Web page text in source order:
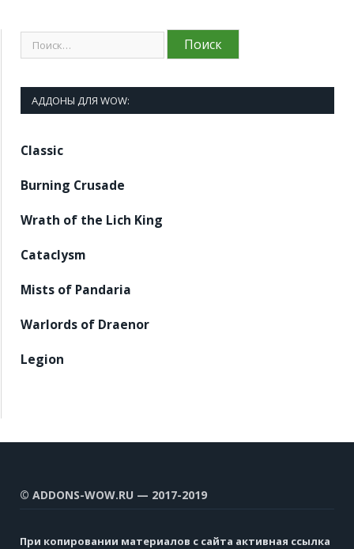
АДДОНЫ ДЛЯ WOW:
Classic
Burning Crusade
Wrath of the Lich King
Cataclysm
Mists of Pandaria
Warlords of Draenor
Legion
© ADDONS-WOW.RU — 2017-2019
При копировании материалов с сайта активная ссылка